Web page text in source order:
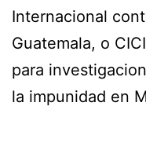
Internacional
Guatemala, o
para
la impunidad en